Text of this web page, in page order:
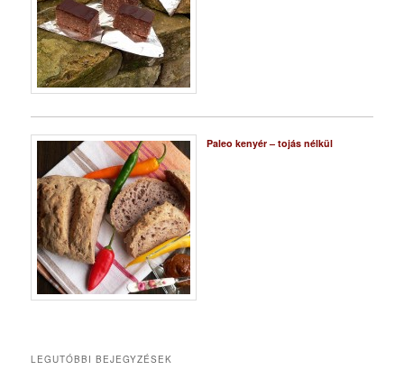
Paleo kenyér – tojás nélkül
LEGUTÓBBI BEJEGYZÉSEK